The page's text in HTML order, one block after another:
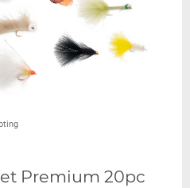
Premium 20pc